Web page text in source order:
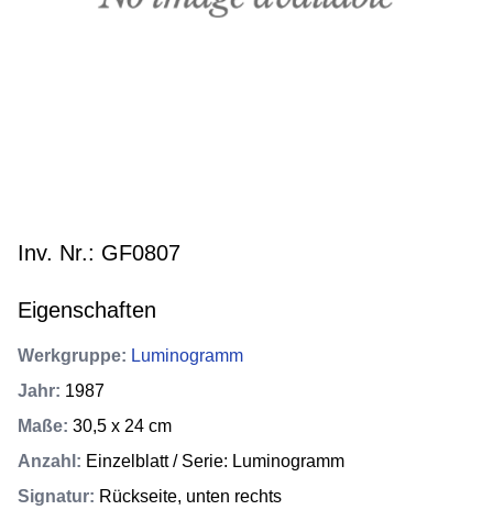
Inv. Nr.: GF0807
Eigenschaften
Werkgruppe: Luminogramm
Jahr: 1987
Maße: 30,5 x 24 cm
Anzahl : Einzelblatt / Serie: Luminogramm
Signatur: Rückseite, unten rechts